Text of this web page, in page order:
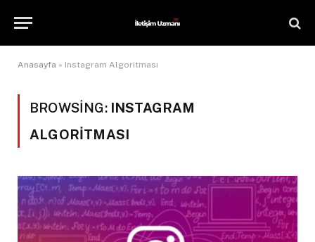
Anasayfa » Instagram Algoritması
BROWSING: INSTAGRAM
ALGORITMASI